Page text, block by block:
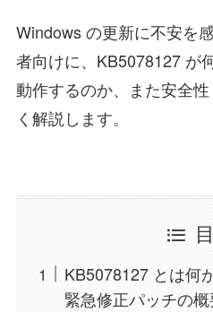
Windows の更新に不安を
者向けに、KB5078127 が
動作するのか、また安全
く解説します。
KB5078127 とは何
緊急修正パッチの